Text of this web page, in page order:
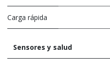
Carga rápida
Sensores y salud